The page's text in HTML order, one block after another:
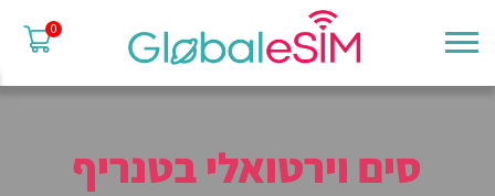
0
סים וירטואלי בטנריף